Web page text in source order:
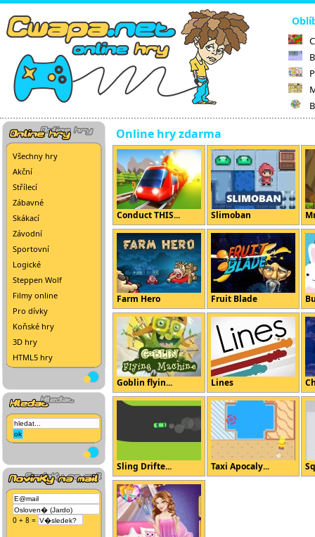
Všechny hry
Akční
Střílecí
Zábavné
Skákací
Závodní
Sportovní
Logické
Steppen Wolf
Filmy online
Pro dívky
Koňské hry
3D hry
HTML5 hry
0 + 8 =
Online hry zdarma
Conduct THIS... Slimoban
Farm Hero Fruit Blade
Goblin flyin... Lines
Sling Drifte... Taxi Apocaly...